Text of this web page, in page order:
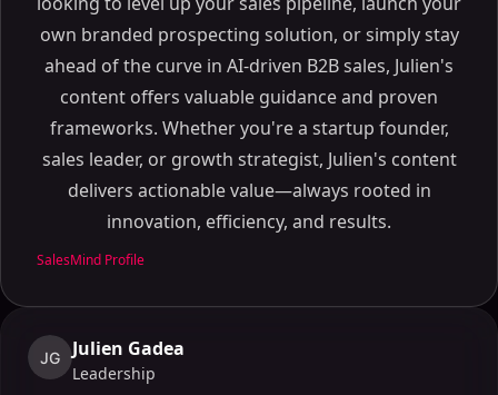
own branded prospecting solution, or simply stay
ahead of the curve in AI-driven B2B sales, Julien's
content offers valuable guidance and proven
frameworks. Whether you're a startup founder,
sales leader, or growth strategist, Julien's content
delivers actionable value—always rooted in
innovation, efficiency, and results.
SalesMind Profile
JG Julien Gadea
Leadership